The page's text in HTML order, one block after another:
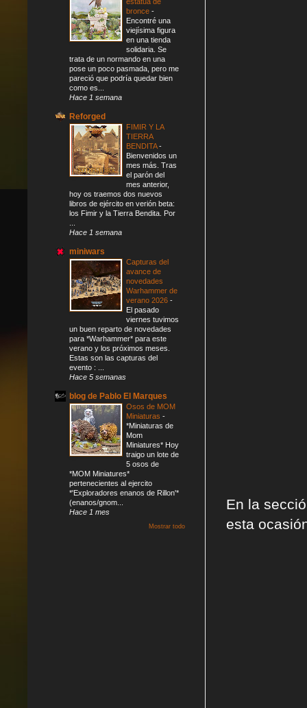
En la
esta
bronce -
Encontré una
viejísima figura
en una tienda
solidaria. Se
trata de un normando en una
pose un poco pasmada, pero me
pareció que podría quedar bien
como es...
Hace 1 semana
Reforged
FIMIR Y LA
TIERRA
BENDITA-
Bienvenidos un
mes más. Tras
el parón del
mes anterior,
hoy os traemos dos nuevos
libros de ejército en verión beta:
los Fimir y la Tierra Bendita. Por
Hace 1 semana
miniwars
Capturas del
avance de
novedades
Warhammer de
verano 2026 -
El pasado
viernes tuvimos
un buen reparto de novedades
para *Warhammer* para este
verano y los próximos meses.
Estas son las capturas del
evento : ...
Hace 5 semanas
blog de Pablo El Marques
Osos de MOM
Miniaturas -
*Miniaturas de
Mom
Miniatures* Hoy
traigo un lote de
5 osos de
*MOM Miniatures*
pertenecientes al ejercito
*'Exploradores enanos de Rillon'*
(enanos/gnom...
Hace 1 mes
Mostrar todo